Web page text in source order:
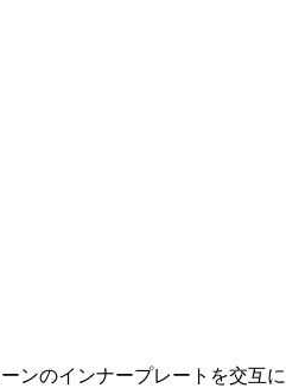
ンのインナープレートを交互に